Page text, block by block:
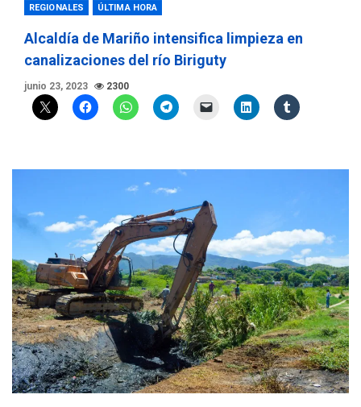
REGIONALES ÚLTIMA HORA
Alcaldía de Mariño intensifica limpieza en
canalizaciones del río Biriguty
junio 23, 2023 2300